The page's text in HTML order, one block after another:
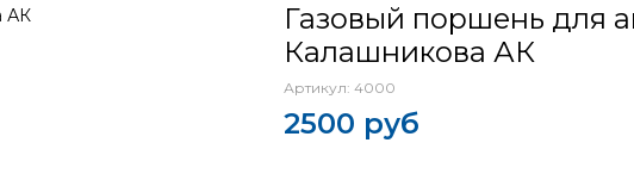
Газовый поршень для
Калашникова АК
Артикул: 4000
2500 руб